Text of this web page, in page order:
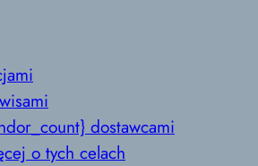
dostawcami
o tych celach